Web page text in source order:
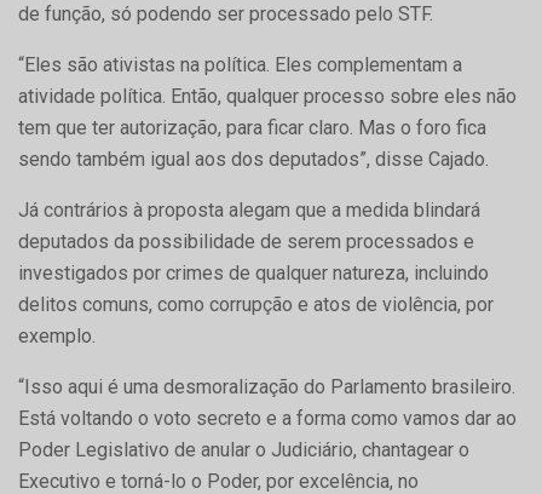
de função, só podendo ser processado pelo STF.
“Eles são ativistas na política. Eles complementam a
atividade política. Então, qualquer processo sobre eles não
tem que ter autorização, para ficar claro. Mas o foro fica
sendo também igual aos dos deputados”, disse Cajado.
Já contrários à proposta alegam que a medida blindará
deputados da possibilidade de serem processados e
investigados por crimes de qualquer natureza, incluindo
delitos comuns, como corrupção e atos de violência, por
exemplo.
“Isso aqui é uma desmoralização do Parlamento brasileiro.
Está voltando o voto secreto e a forma como vamos dar ao
Poder Legislativo de anular o Judiciário, chantagear o
Executivo e torná-lo o Poder, por excelência, no